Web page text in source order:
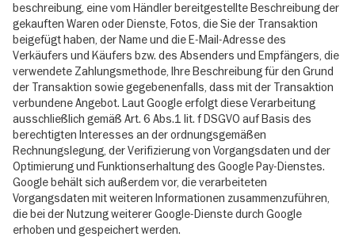
beschreibung, eine vom Händler bereitgestellte Beschreibung der
gekauften Waren oder Dienste, Fotos, die Sie der Transaktion
beigefügt haben, der Name und die E-Mail-Adresse des
Verkäufers und Käufers bzw. des Absenders und Empfängers, die
verwendete Zahlungsmethode, Ihre Beschreibung für den Grund
der Transaktion sowie gegebenenfalls, dass mit der Transaktion
verbundene Angebot. Laut Google erfolgt diese Verarbeitung
ausschließlich gemäß Art. 6 Abs.1 lit. f DSGVO auf Basis des
berechtigten Interesses an der ordnungsgemäßen
Rechnungslegung, der Verifizierung von Vorgangsdaten und der
Optimierung und Funktionserhaltung des Google Pay-Dienstes.
Google behält sich außerdem vor, die verarbeiteten
Vorgangsdaten mit weiteren Informationen zusammenzuführen,
die bei der Nutzung weiterer Google-Dienste durch Google
erhoben und gespeichert werden.